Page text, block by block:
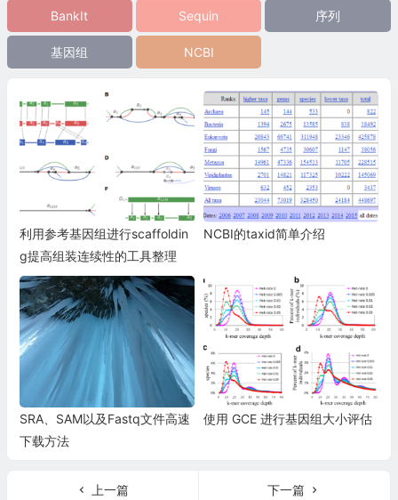
BankIt Sequin 序列
基因组 NCBI
利用参考基因组进行scaffoldin
g提高组装连续性的工具整理
NCBI的taxid简单介绍
SRA、SAM以及Fastq文件高速
下载方法
使用 GCE 进行基因组大小评估
上一篇
下一篇